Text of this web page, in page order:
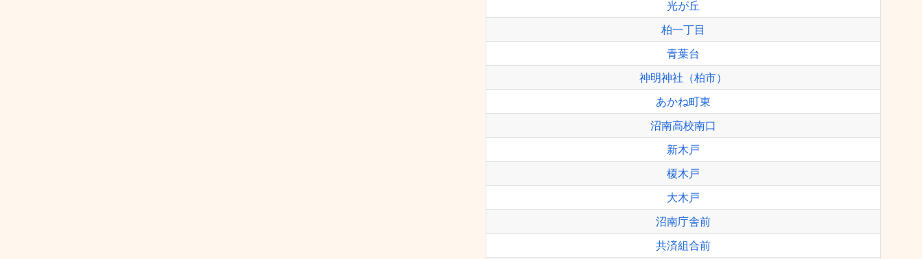
光が丘
柏一丁目
青葉台
神明神社（柏市）
あかね町東
沼南高校南口
新木戸
榎木戸
大木戸
沼南庁舎前
共済組合前